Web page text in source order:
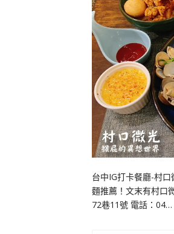
台中IG打卡餐廳-村
麵推薦！文末有村
72巷11號 電話：04…